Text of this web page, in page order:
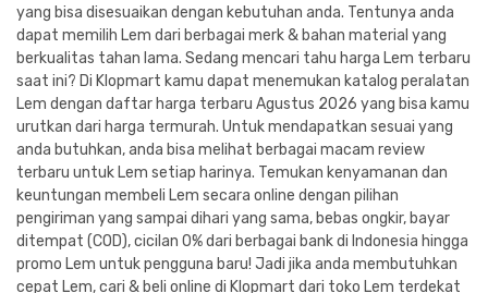
yang bisa disesuaikan dengan kebutuhan anda. Tentunya anda
dapat memilih Lem dari berbagai merk & bahan material yang
berkualitas tahan lama. Sedang mencari tahu harga Lem terbaru
saat ini? Di Klopmart kamu dapat menemukan katalog peralatan
Lem dengan daftar harga terbaru Agustus 2026 yang bisa kamu
urutkan dari harga termurah. Untuk mendapatkan sesuai yang
anda butuhkan, anda bisa melihat berbagai macam review
terbaru untuk Lem setiap harinya. Temukan kenyamanan dan
keuntungan membeli Lem secara online dengan pilihan
pengiriman yang sampai dihari yang sama, bebas ongkir, bayar
ditempat (COD), cicilan 0% dari berbagai bank di Indonesia hingga
promo Lem untuk pengguna baru! Jadi jika anda membutuhkan
cepat Lem, cari & beli online di Klopmart dari toko Lem terdekat